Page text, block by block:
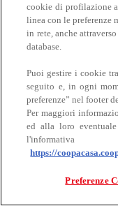
Carne
Bovino
cookie di profilazione
linea con le preferenze
in rete, anche
database.
Puoi gestire i cookie
seguito e, in ogni
preferenze” nel footer
Per maggiori
ed alla loro
https://
Preferenze